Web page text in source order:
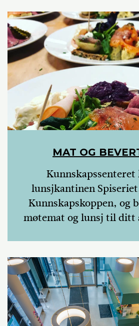
MAT OG
Kunnskapssenteret
lunsjkantinen
Kunnskapskoppen, og
møtemat og lunsj til ditt